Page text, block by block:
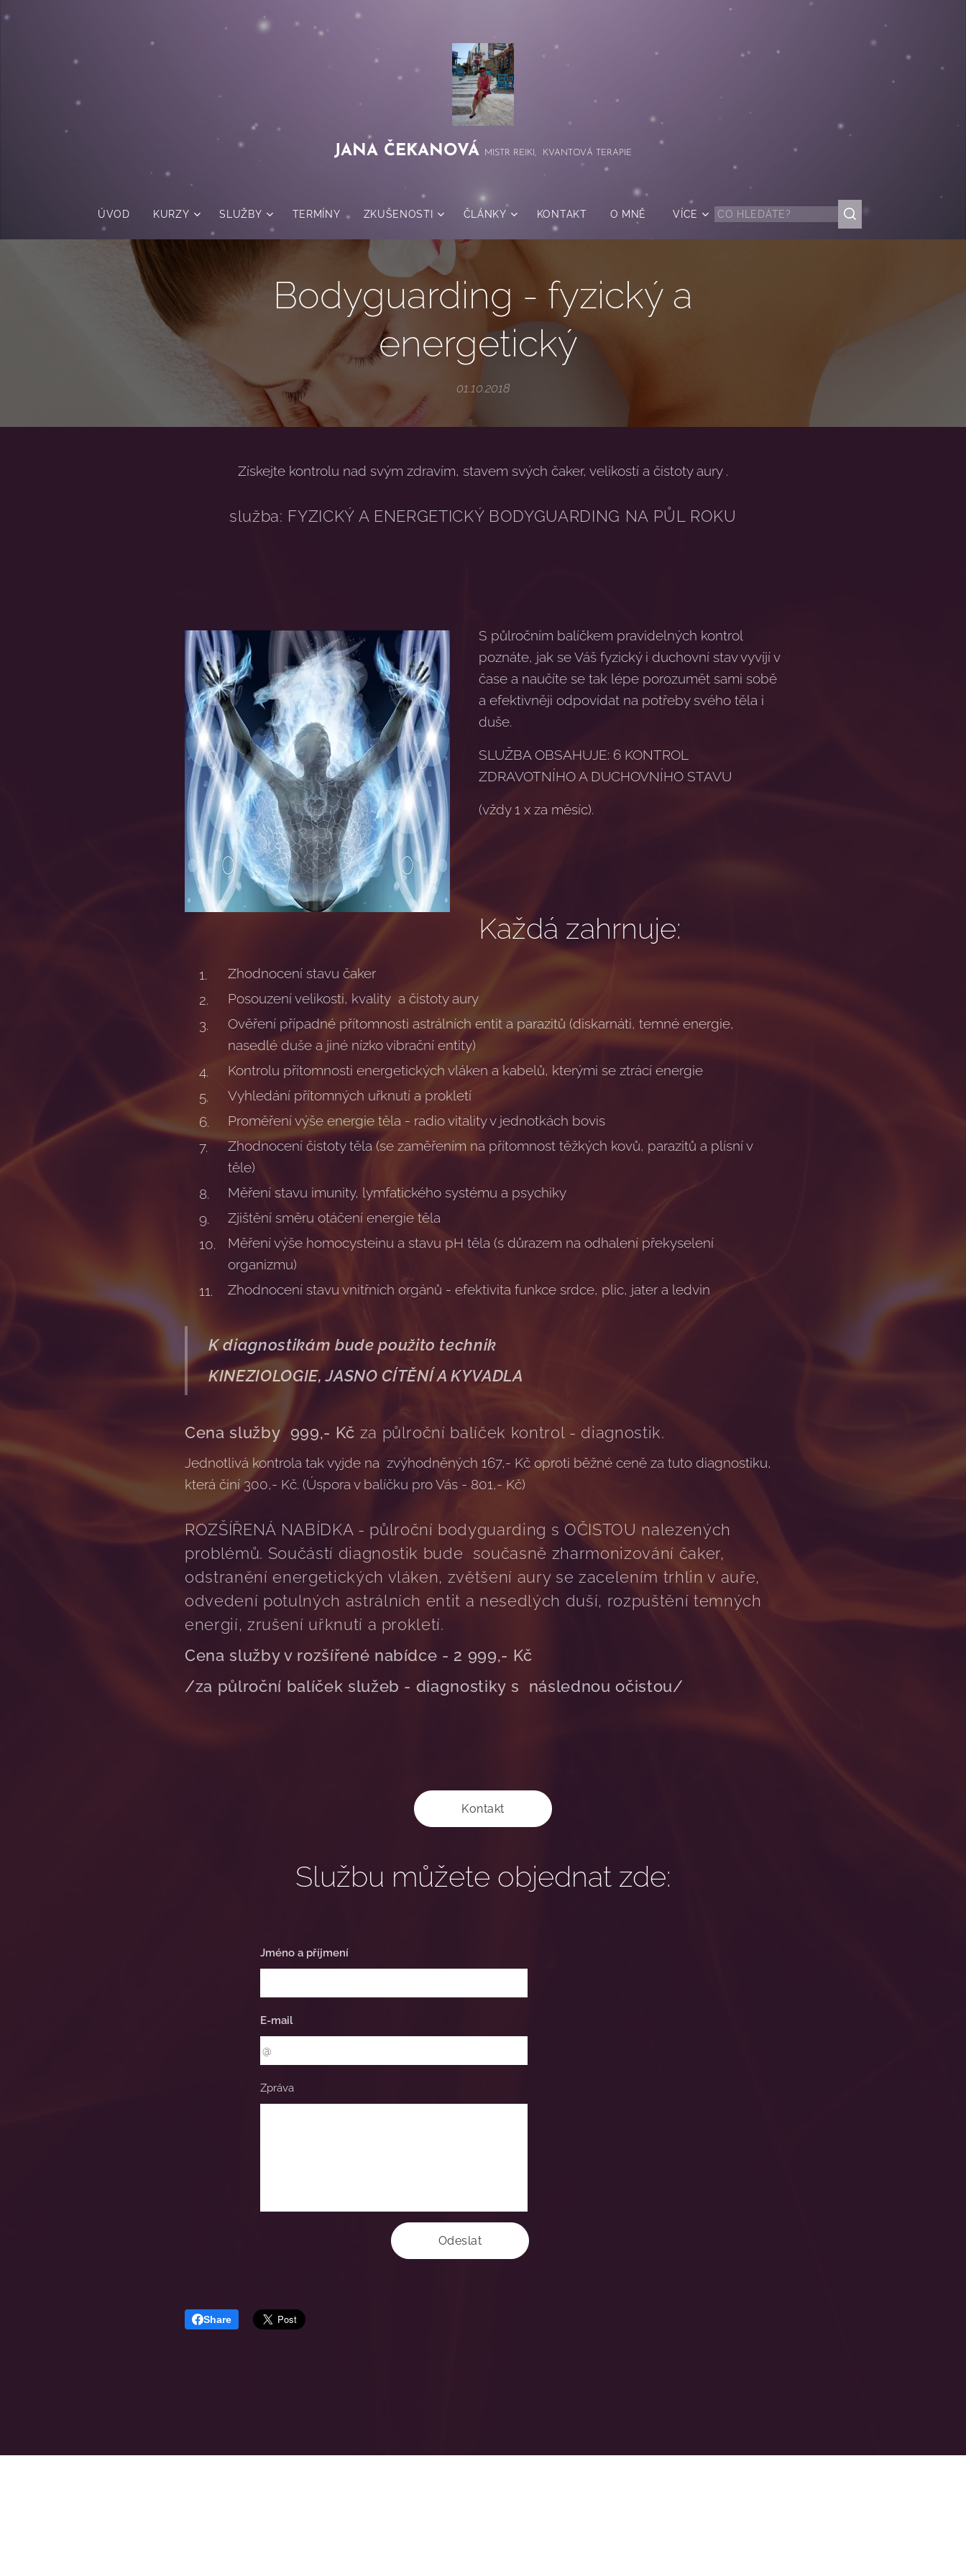
JANA ČEKANOVÁ MISTR REIKI, KVANTOVÁ TERAPIE
ÚVOD KURZY SLUŽBY TERMÍNY ZKUŠENOSTI ČLÁNKY KONTAKT O MNĚ VÍCE
Bodyguarding - fyzický a
energetický
01.10.2018
Získejte kontrolu nad svým zdravím, stavem svých čaker, velikostí a čistoty aury .
služba: FYZICKÝ A ENERGETICKÝ BODYGUARDING NA PŮL ROKU
S půlročním balíčkem pravidelných kontrol
poznáte, jak se Váš fyzický i duchovní stav vyvíjí v
čase a naučíte se tak lépe porozumět sami sobě
a efektivněji odpovídat na potřeby svého těla i
duše.
SLUŽBA OBSAHUJE: 6 KONTROL
ZDRAVOTNÍHO A DUCHOVNÍHO STAVU
(vždy 1 x za měsíc).
Každá zahrnuje:
Zhodnocení stavu čaker
Posouzení velikosti, kvality a čistoty aury
Ověření případné přítomnosti astrálních entit a parazitů (diskarnáti, temné energie,
nasedlé duše a jiné nízko vibrační entity)
Kontrolu přítomnosti energetických vláken a kabelů, kterými se ztrácí energie
Vyhledání přítomných uřknutí a prokletí
Proměření výše energie těla - radio vitality v jednotkách bovis
Zhodnocení čistoty těla (se zaměřením na přítomnost těžkých kovů, parazitů a plísní v
těle)
Měření stavu imunity, lymfatického systému a psychiky
Zjištění směru otáčení energie těla
Měření výše homocysteinu a stavu pH těla (s důrazem na odhalení překyselení
organizmu)
Zhodnocení stavu vnitřních orgánů - efektivita funkce srdce, plic, jater a ledvin
K diagnostikám bude použito technik
KINEZIOLOGIE, JASNO CÍTĚNÍ A KYVADLA
Cena služby 999,- Kč za půlroční balíček kontrol - diagnostik.
Jednotlivá kontrola tak vyjde na zvýhodněných 167,- Kč oproti běžné ceně za tuto diagnostiku,
která činí 300,- Kč. (Úspora v balíčku pro Vás - 801,- Kč)
ROZŠÍŘENÁ NABÍDKA - půlroční bodyguarding s OČISTOU nalezených
problémů. Součástí diagnostik bude současně zharmonizování čaker,
odstranění energetických vláken, zvětšení aury se zacelením trhlin v auře,
odvedení potulných astrálních entit a nesedlých duší, rozpuštění temných
energií, zrušení uřknutí a prokletí.
Cena služby v rozšířené nabídce - 2 999,- Kč
/za půlroční balíček služeb - diagnostiky s následnou očistou/
Kontakt
Službu můžete objednat zde:
Jméno a příjmení
E-mail
Zpráva
Odeslat
Share